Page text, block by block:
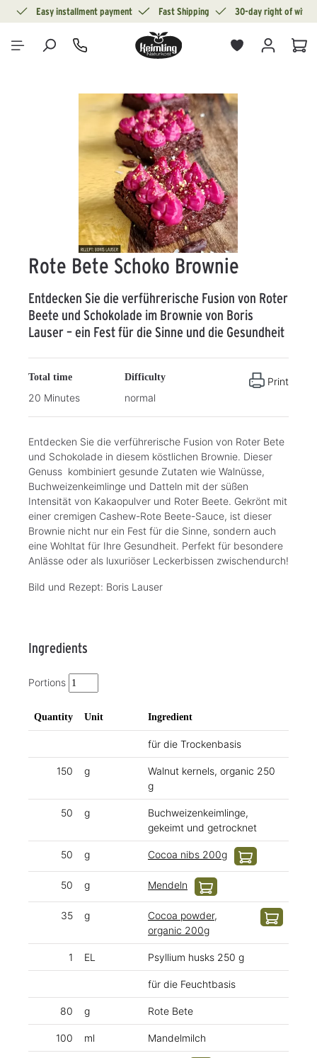
contentEasy installment payment Fast Shipping 30-day right of
Rote Bete Schoko Brownie
Entdecken Sie die verführerische Fusion von Roter
Beete und Schokolade im Brownie von Boris
Lauser – ein Fest für die Sinne und die Gesundheit
Total time
20 Minutes
Difficulty
normal
Print
Entdecken Sie die verführerische Fusion von Roter Bete
und Schokolade in diesem köstlichen Brownie. Dieser
Genuss kombiniert gesunde Zutaten wie Walnüsse,
Buchweizenkeimlinge und Datteln mit der süßen
Intensität von Kakaopulver und Roter Beete. Gekrönt mit
einer cremigen Cashew-Rote Beete-Sauce, ist dieser
Brownie nicht nur ein Fest für die Sinne, sondern auch
eine Wohltat für Ihre Gesundheit. Perfekt für besondere
Anlässe oder als luxuriöser Leckerbissen zwischendurch!
Bild und Rezept: Boris Lauser
Ingredients
Portions
Quantity Unit Ingredient
für die Trockenbasis
150 g
Walnut kernels, organic 250
g
50 g
Buchweizenkeimlinge,
gekeimt und getrocknet
50 g Cocoa nibs 200g
50 g Mendeln
35 g
Cocoa powder,
organic 200g
1 EL Psyllium husks 250 g
für die Feuchtbasis
80 g Rote Bete
100 ml Mandelmilch